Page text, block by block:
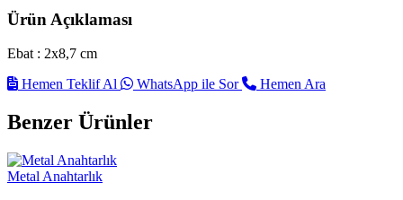
Ürün Açıklaması
Ebat : 2x8,7 cm
Hemen Teklif Al
WhatsApp ile Sor Hemen Ara
Benzer Ürünler
Metal Anahtarlık